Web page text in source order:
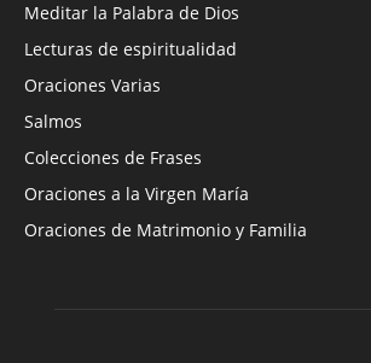
Meditar la Palabra de Dios
Lecturas de espiritualidad
Oraciones Varias
Salmos
Colecciones de Frases
Oraciones a la Virgen María
Oraciones de Matrimonio y Familia